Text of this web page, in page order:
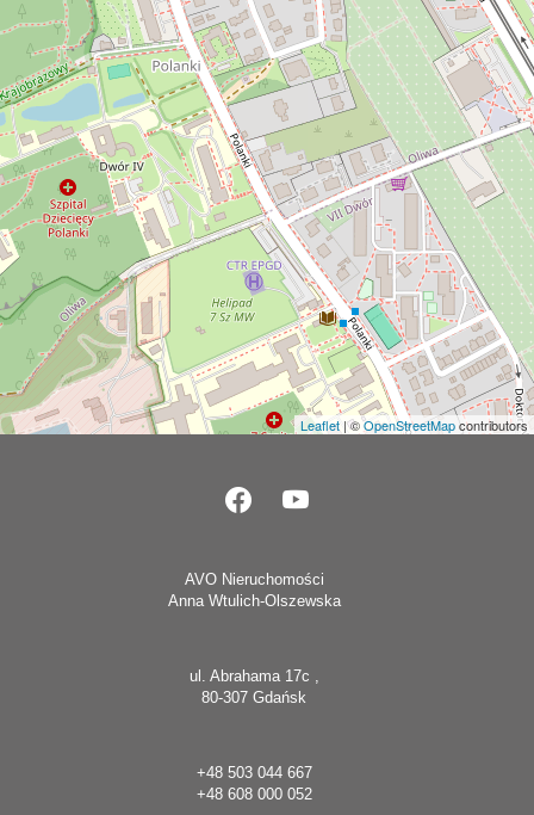
Leaflet | ©OpenStreetMapcontributors
AVO Nieruchomości
Anna Wtulich-Olszewska
ul. Abrahama 17c ,
80-307 Gdańsk
+48 503 044 667
+48 608 000 052